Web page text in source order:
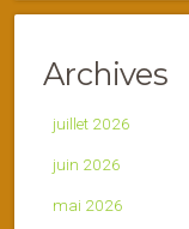
Archives
juillet 2026
juin 2026
mai 2026